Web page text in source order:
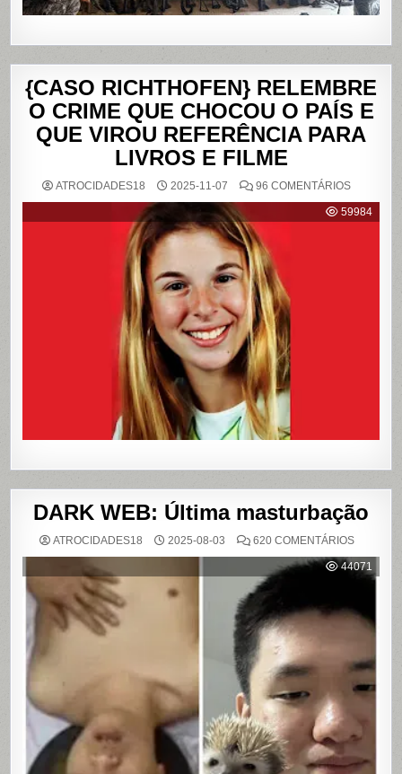
{CASO RICHTHOFEN} RELEMBRE
O CRIME QUE CHOCOU O PAÍS E
QUE VIROU REFERÊNCIA PARA
LIVROS E FILME
ATROCIDADES18 2025-11-07 96 COMENTÁRIOSEM
59984
DARK WEB: Última masturbação
ATROCIDADES18 2025-08-03 620 COMENTÁRIOSEM
WEB:
ÚLTIMA
44071